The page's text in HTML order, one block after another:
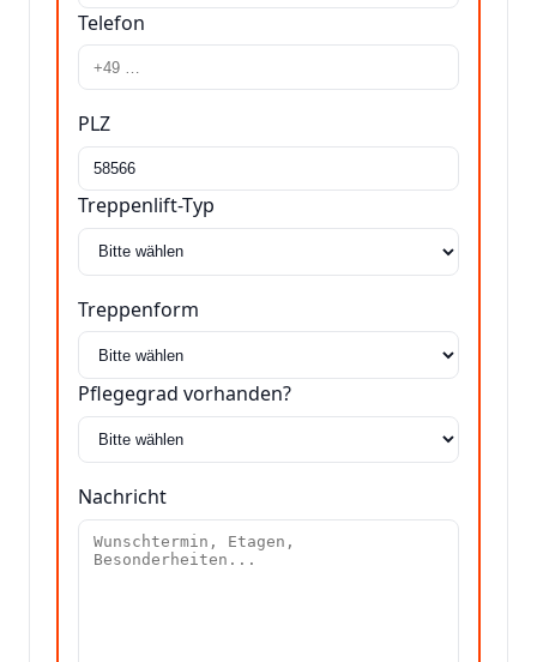
Telefon
PLZ
Treppenlift-Typ
Treppenform
Pflegegrad vorhanden?
Nachricht